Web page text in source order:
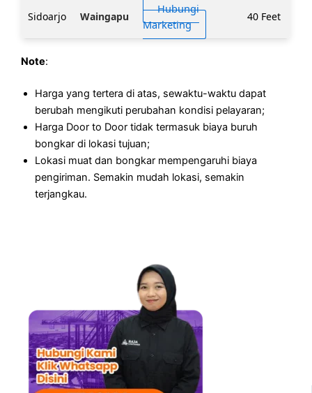
Sidoarjo Waingapu
Hubungi
Marketing
40 Feet
Note:
Harga yang tertera di atas, sewaktu-waktu dapat
berubah mengikuti perubahan kondisi pelayaran;
Harga Door to Door tidak termasuk biaya buruh
bongkar di lokasi tujuan;
Lokasi muat dan bongkar mempengaruhi biaya
pengiriman. Semakin mudah lokasi, semakin
terjangkau.